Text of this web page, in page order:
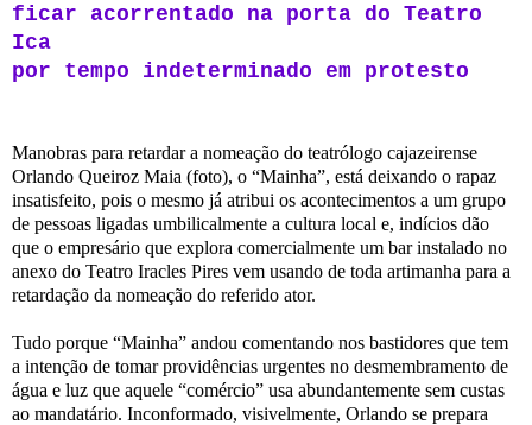
ficar acorrentado na porta do Teatro
Ica
por tempo indeterminado em protesto
Manobras para retardar a nomeação do teatrólogo cajazeirense
Orlando Queiroz Maia (foto), o “Mainha”, está deixando o rapaz
insatisfeito, pois o mesmo já atribui os acontecimentos a um grupo
de pessoas ligadas umbilicalmente a cultura local e, indícios dão
que o empresário que explora comercialmente um bar instalado no
anexo do Teatro Iracles Pires vem usando de toda artimanha para a
retardação da nomeação do referido ator.
Tudo porque “Mainha” andou comentando nos bastidores que tem
a intenção de tomar providências urgentes no desmembramento de
água e luz que aquele “comércio” usa abundantemente sem custas
ao mandatário. Inconformado, visivelmente, Orlando se prepara